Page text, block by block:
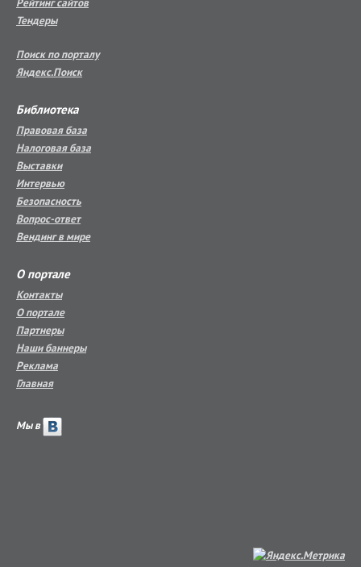
Тендеры
Поиск по порталу
Яндекс.Поиск
Библиотека
Правовая база
Налоговая база
Выставки
Интервью
Безопасность
Вопрос-ответ
Вендинг в мире
О портале
Контакты
О портале
Партнеры
Наши баннеры
Реклама
Главная
Мы в